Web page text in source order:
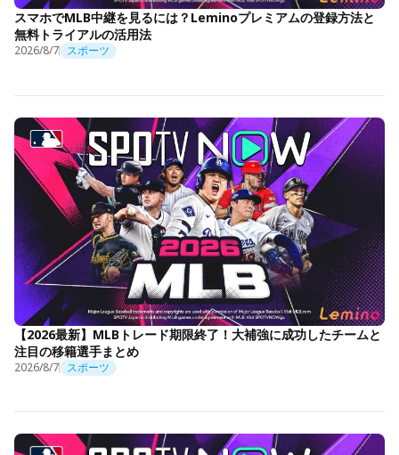
スマホでMLB中継を見るには？Leminoプレミアムの登録方法と
無料トライアルの活用法
2026/8/7 スポーツ
【2026最新】MLBトレード期限終了！大補強に成功したチームと
注目の移籍選手まとめ
2026/8/7 スポーツ